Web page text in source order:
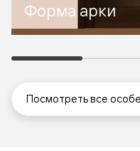
Форма арки
Посмотреть все